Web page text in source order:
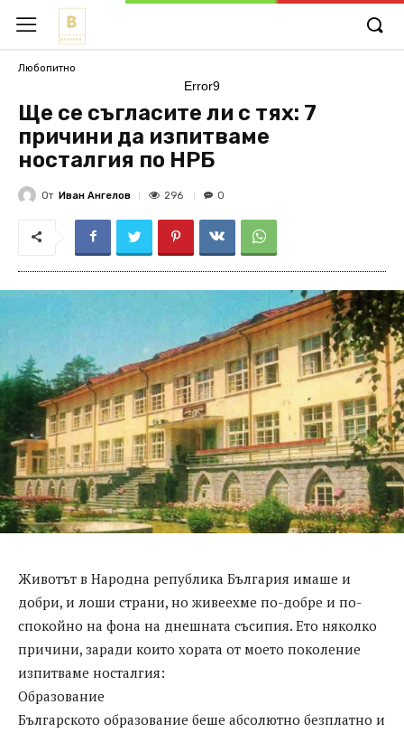
Любопитно
Error9
Ще се съгласите ли с тях: 7
причини да изпитваме
носталгия по НРБ
От Иван Ангелов 296 0
Животът в Народна република България имаше и
добри, и лоши страни, но живеехме по-добре и по-
спокойно на фона на днешната съсипия. Ето няколко
причини, заради които хората от моето поколение
изпитваме носталгия:
Образование
Българското образование беше абсолютно безплатно и